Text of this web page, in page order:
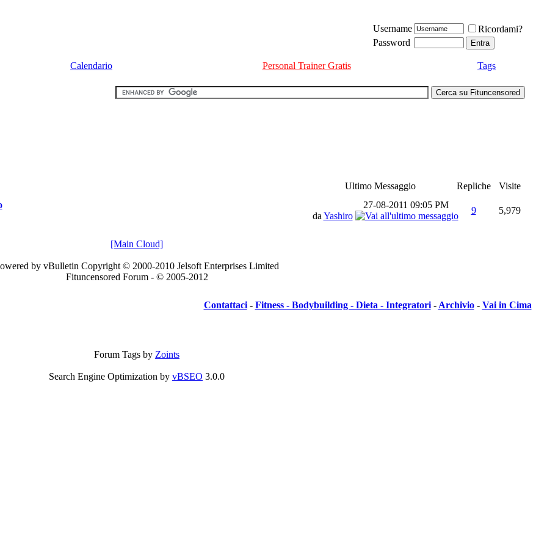
Username
Ricordami?
Password
Calendario Personal Trainer Gratis Tags
Ultimo Messaggio Repliche
Visite
27-08-2011 09:05 PM
da Yashiro
9 5,979
[Main Cloud]
by vBulletin Copyright © 2000-2010 Jelsoft Enterprises Limited
Fituncensored Forum - © 2005-2012
Contattaci- Fitness - Bodybuilding - Dieta - Integratori- Archivio- Vai in Cima
Forum Tags by Zoints
Search Engine Optimization by vBSEO 3.0.0